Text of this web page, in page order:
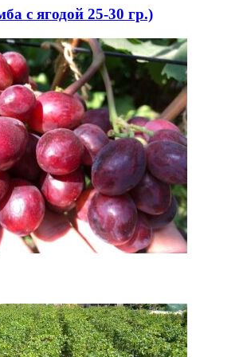
с ягодой 25-30 гр.)